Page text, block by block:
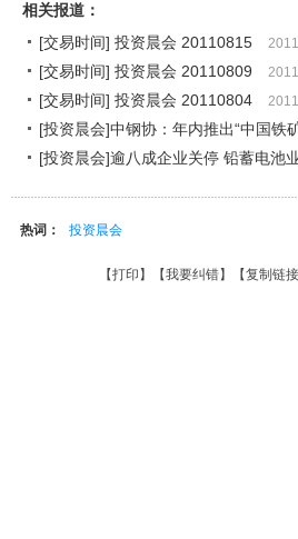
相关报道：
[交易时间] 投资晨会 20110815
[交易时间] 投资晨会 20110809
[交易时间] 投资晨会 20110804
[投资晨会]中钢协：年内推出“中国铁
[投资晨会]逾八成企业关停 铅蓄电池
热词： 投资晨会
【打印 】【我要纠错】【复制链接